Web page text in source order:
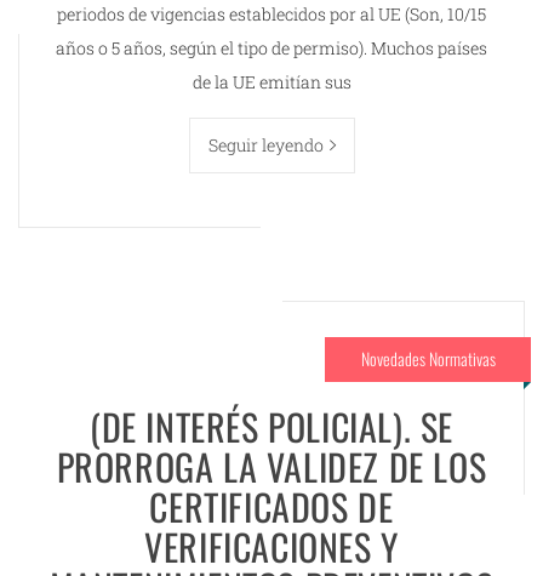
periodos de vigencias establecidos por al UE (Son, 10/15
años o 5 años, según el tipo de permiso). Muchos países
de la UE emitían sus
Seguir leyendo
Novedades Normativas
(DE INTERÉS POLICIAL). SE
PRORROGA LA VALIDEZ DE LOS
CERTIFICADOS DE
VERIFICACIONES Y